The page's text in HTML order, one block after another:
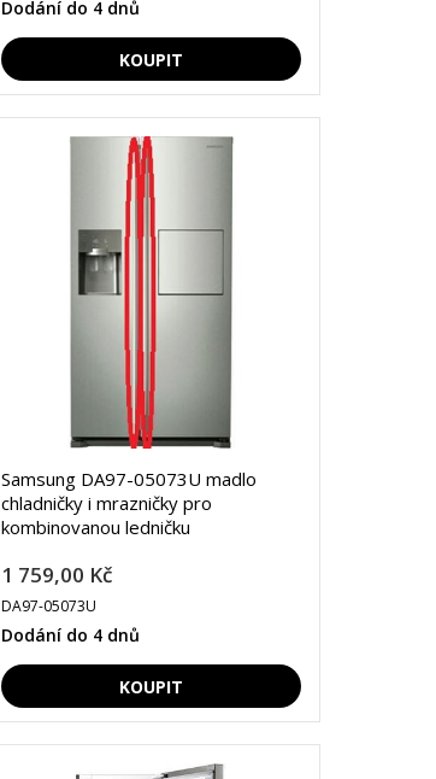
Dodání do 4 dnů
Samsung DA97-05073U madlo
chladničky i mrazničky pro
kombinovanou ledničku
1 759,00 Kč
DA97-05073U
Dodání do 4 dnů